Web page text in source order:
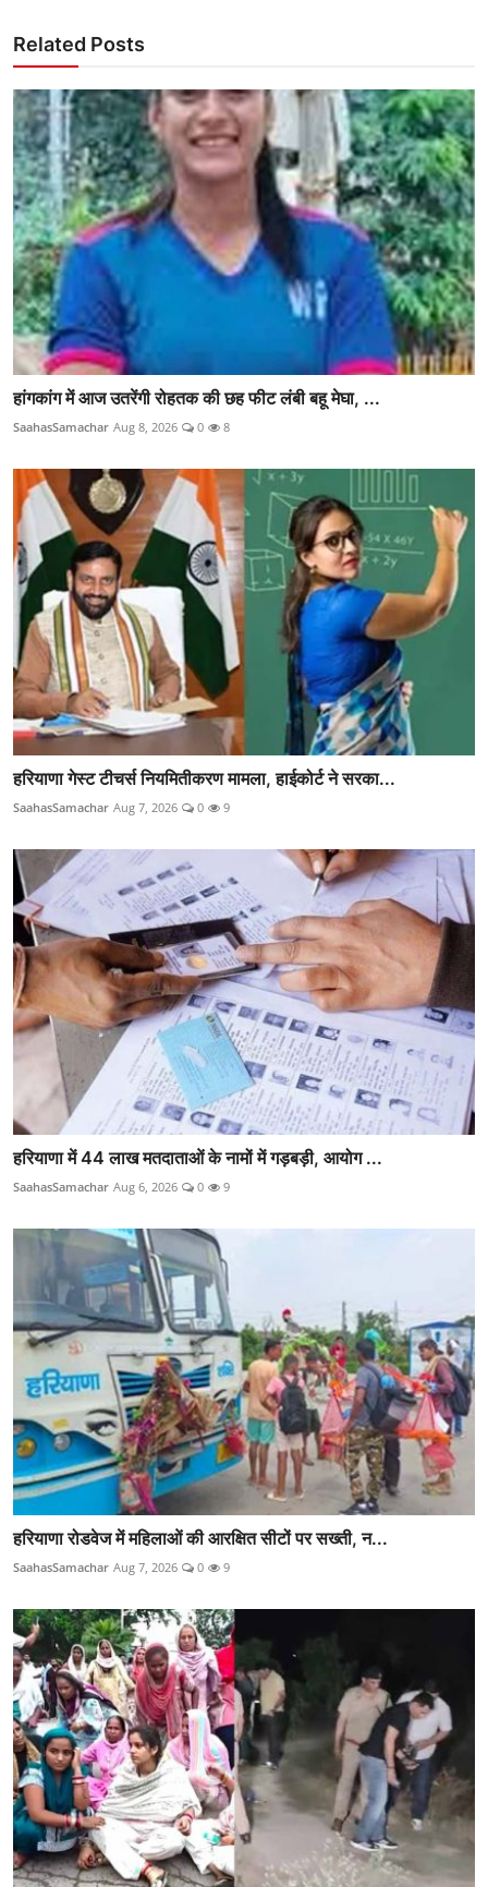
Related Posts
हांगकांग में आज उतरेंगी रोहतक की छह फीट लंबी बहू मेघा, ...
SaahasSamachar Aug 8, 2026 0 8
हरियाणा गेस्ट टीचर्स नियमितीकरण मामला, हाईकोर्ट ने सरका...
SaahasSamachar Aug 7, 2026 0 9
हरियाणा में 44 लाख मतदाताओं के नामों में गड़बड़ी, आयोग ...
SaahasSamachar Aug 6, 2026 0 9
हरियाणा रोडवेज में महिलाओं की आरक्षित सीटों पर सख्ती, न...
SaahasSamachar Aug 7, 2026 0 9